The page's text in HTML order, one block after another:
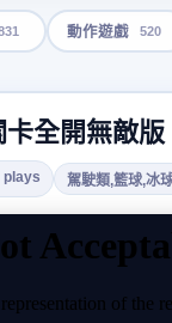
動作遊戲 520
全開無敵版
駕駛類,籃球,冰